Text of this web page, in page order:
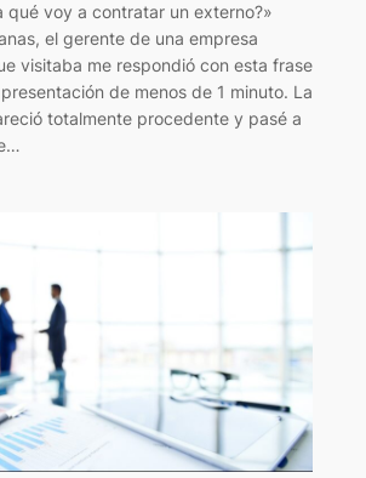
qué voy a contratar un externo?»
el gerente de una empresa
visitaba me respondió con esta frase
de menos de 1 minuto. La
totalmente procedente y pasé a